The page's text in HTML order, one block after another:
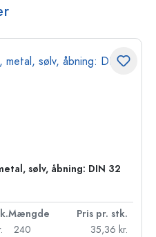
sølv, åbning: DIN 32
Mængde
Pris pr. stk.
240
35,36 kr.